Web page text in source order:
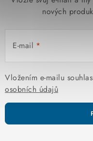
nových
E-mail
Vložením e-mailu
osobních údajů